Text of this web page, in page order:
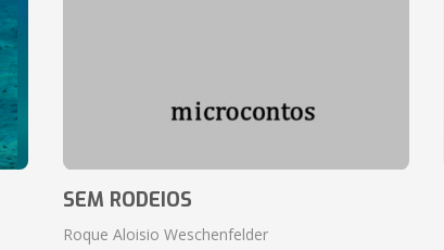
SEM RODEIOS
Roque Aloisio Weschenfelder